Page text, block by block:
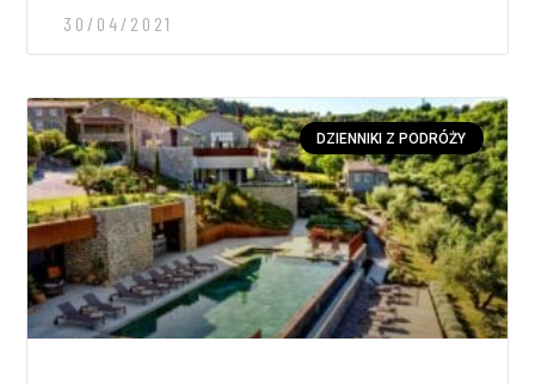
30/04/2021
DZIENNIKI Z PODRÓŻY